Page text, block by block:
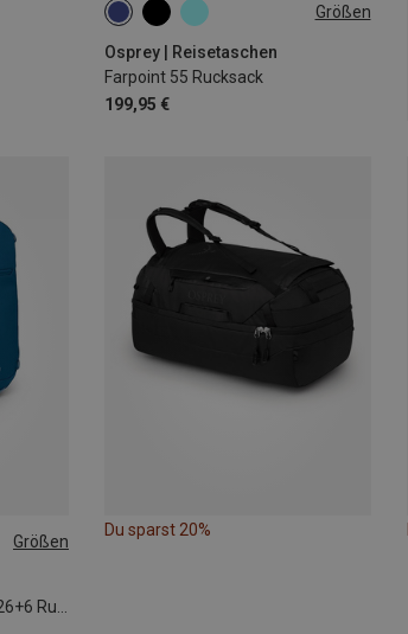
Größen
Osprey | Reisetaschen
Farpoint 55 Rucksack
199,95 €
55L
Größen
Du sparst 20%